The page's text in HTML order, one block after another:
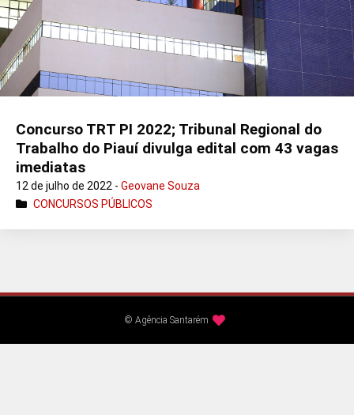
Concurso TRT PI 2022; Tribunal Regional do
Trabalho do Piauí divulga edital com 43 vagas
imediatas
12 de julho de 2022 - Geovane Souza
CONCURSOS PÚBLICOS
© Agência Santarém